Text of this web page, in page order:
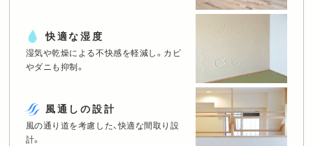
快適な湿度
湿気や乾燥による不快感を軽減し。 カビ
やダニも抑制。
風通しの設計
風の通り道を考慮した、快適な間取り設
計。